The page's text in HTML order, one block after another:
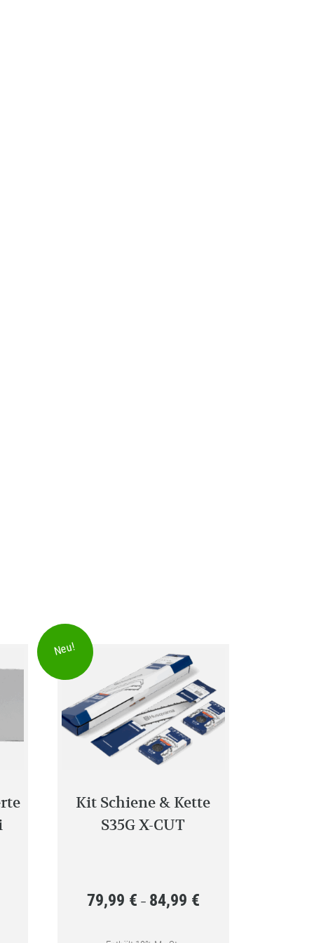
Neu!
Kit Schiene & Kette
S35G X-CUT
79,99 € – 84,99 €Preisspanne: